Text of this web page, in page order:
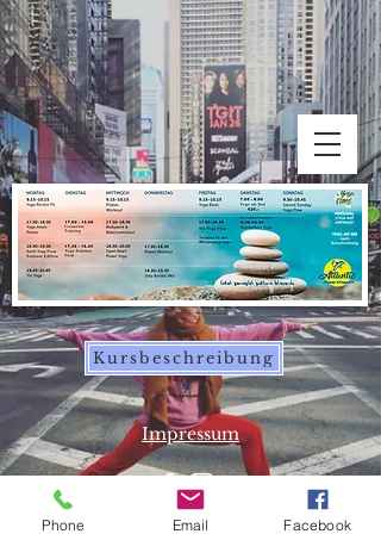
Kursbeschreibung
Impressum
Phone Email Facebook